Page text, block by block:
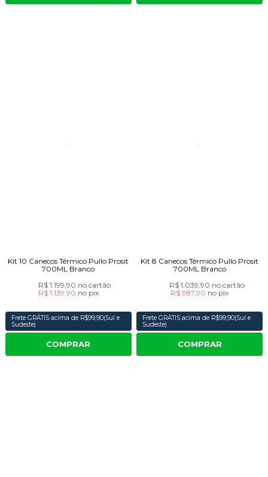
Kit 10 Canecos Térmico Pullo Prosit
700ML Branco
R$ 1.199,90 no cartão
R$ 1.139,90 no pix
Frete GRÁTIS acima de R$99,90(Sul e
Sudeste)
COMPRAR
Kit 8 Canecos Térmico Pullo Prosit
700ML Branco
R$ 1.039,90 no cartão
R$ 987,90 no pix
Frete GRÁTIS acima de R$99,90(Sul e
Sudeste)
COMPRAR